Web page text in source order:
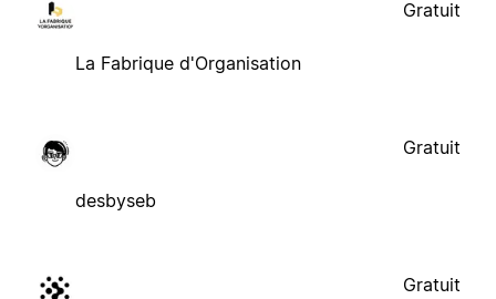
La Fabrique d'Organisation
Gratuit
desbyseb
Gratuit
Gratuit